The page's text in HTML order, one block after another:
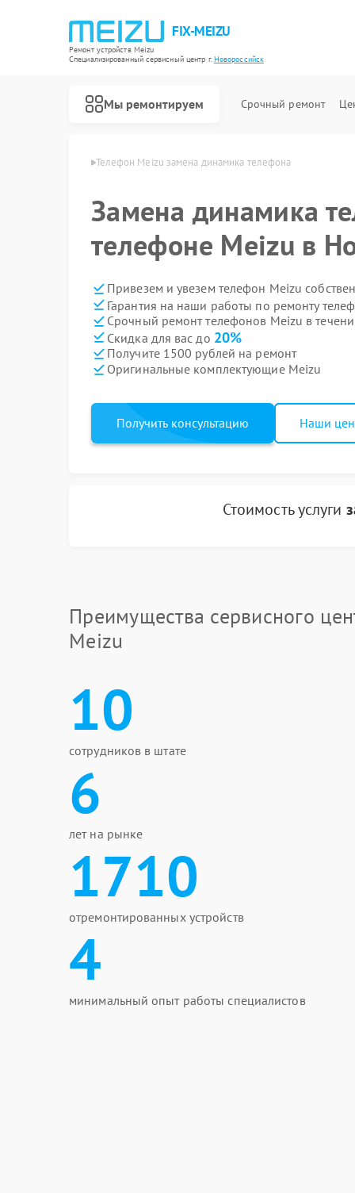
FIX-MEIZU
Ремонт устройств Meizu
Специализированный cервисный центр г.Новороссийск
Мы ремонтируем Срочный ремонт
Телефон Meizu замена динамика телефона
Замена динамика
телефоне Meizu в
Привезем и увезем телефон Meizu
Гарантия на наши работы по ремонту
Срочный ремонт телефонов Meizu в
Скидка для вас до 20%
Получите 1500 рублей на ремонт
Оригинальные комплектующие Meizu
Получить консультацию Наши
Стоимость услуги
Преимущества сервисного
Meizu
10
сотрудников в штате
6
лет на рынке
1710
отремонтированных устройств
4
минимальный опыт работы специалистов